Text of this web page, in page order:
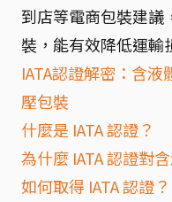
到店等電商包裝建議
裝，能有效降低運輸
IATA認證解密：含
壓包裝
什麼是 IATA 認證？
為什麼 IATA 認證對
如何取得 IATA 認證？